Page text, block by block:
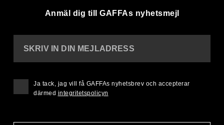
Anmäl dig till GAFFAs nyhetsmejl
SKRIV IN DIN MEJLADRESS
Ja tack, jag vill få GAFFAs nyhetsbrev och accepterar
därmed integritetspolicyn